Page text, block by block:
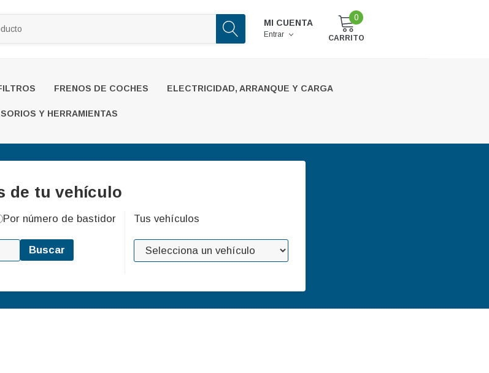
MI CUENTA
Entrar
0
CARRITO
FRENOS DE COCHES ELECTRICIDAD, ARRANQUE Y CARGA
Y HERRAMIENTAS
de tu vehículo
Por número de bastidor
Buscar
Tus vehículos